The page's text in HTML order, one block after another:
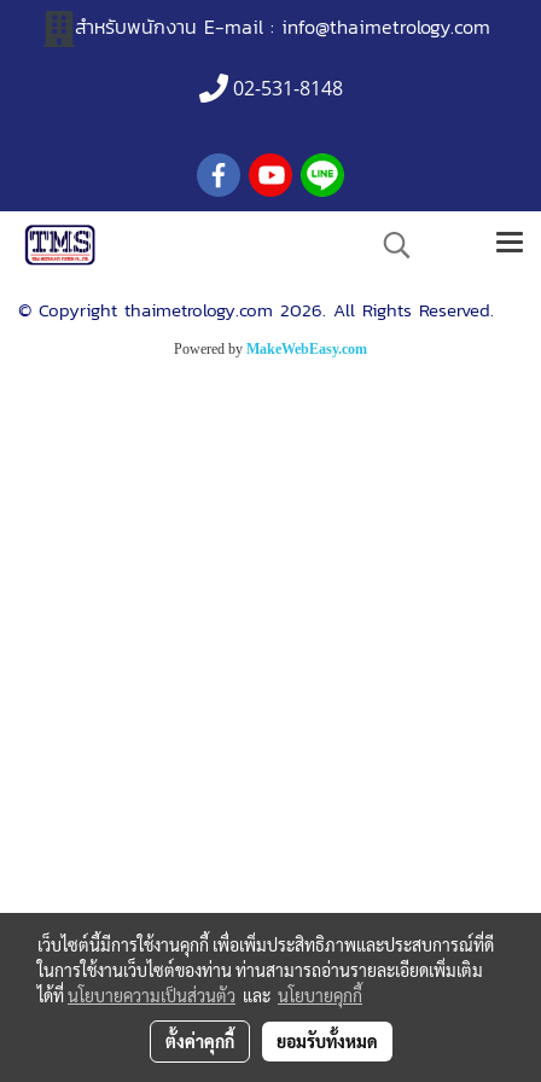
สำหรับพนักงาน E-mail : info@thaimetrology.com
02-531-8148
© Copyright thaimetrology.com 2026. All Rights Reserved.
Powered by MakeWebEasy.com
เว็บไซต์นี้มีการใช้งานคุกกี้ เพื่อเพิ่มประสิทธิภาพและประสบการณ์ที่ดี
ในการใช้งานเว็บไซต์ของท่าน ท่านสามารถอ่านรายละเอียดเพิ่มเติม
ได้ที่นโยบายความเป็นส่วนตัว และ นโยบายคุกกี้
ตั้งค่าคุกกี้ ยอมรับทั้งหมด